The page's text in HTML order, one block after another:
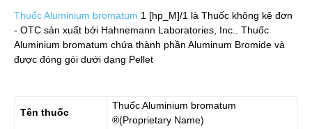
Thuốc Aluminium bromatum 1 [hp_M]/1 là Thuốc không kê đơn
- OTC sản xuất bởi Hahnemann Laboratories, Inc.. Thuốc
Aluminium bromatum chứa thành phần Aluminum Bromide và
được đóng gói dưới dạng Pellet
Tên thuốc
ThuốcAluminium bromatum
®(Proprietary Name)